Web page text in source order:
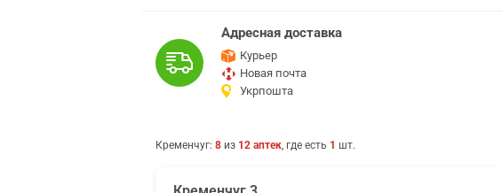
Адресная доставка
Курьер
Новая почта
Укрпошта
Кременчуг: 8 из 12 аптек, где есть 1 шт.